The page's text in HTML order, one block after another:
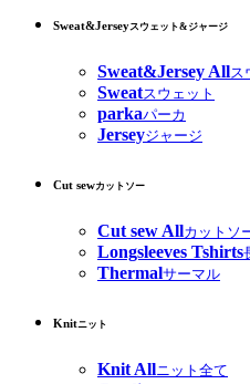
Sweat&Jerseyスウェット&ジャージ
Sweat&Jersey Allス
Sweatスウェット
parkaパーカ
Jerseyジャージ
Cut sewカットソー
Cut sew Allカットソ
Longsleeves Tshirts
Thermalサーマル
Knitニット
Knit Allニット全て